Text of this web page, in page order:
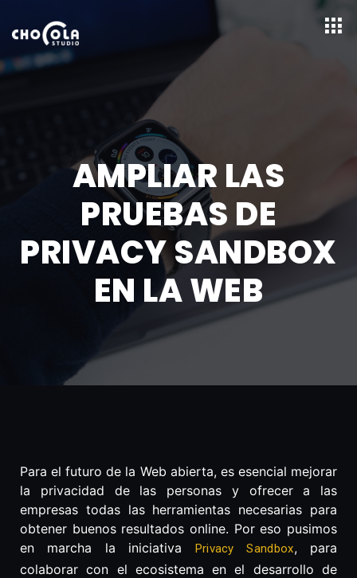
AMPLIAR LAS
PRUEBAS DE
PRIVACY SANDBOX
EN LA WEB
Para el futuro de la Web abierta, es esencial mejorar
la privacidad de las personas y ofrecer a las
empresas todas las herramientas necesarias para
obtener buenos resultados online. Por eso pusimos
en marcha la iniciativa Privacy Sandbox, para
colaborar con el ecosistema en el desarrollo de